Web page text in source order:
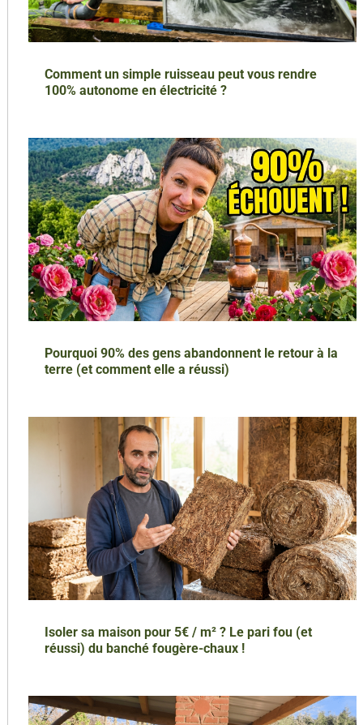
Comment un simple ruisseau peut vous rendre
100% autonome en électricité ?
Pourquoi 90% des gens abandonnent le retour à la
terre (et comment elle a réussi)
Isoler sa maison pour 5€ / m² ? Le pari fou (et
réussi) du banché fougère-chaux !